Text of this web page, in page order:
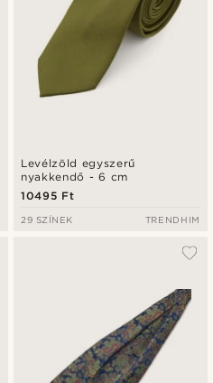
Levélzöld egyszerű
nyakkendő - 6 cm
10495 Ft
29 SZÍNEK TRENDHIM